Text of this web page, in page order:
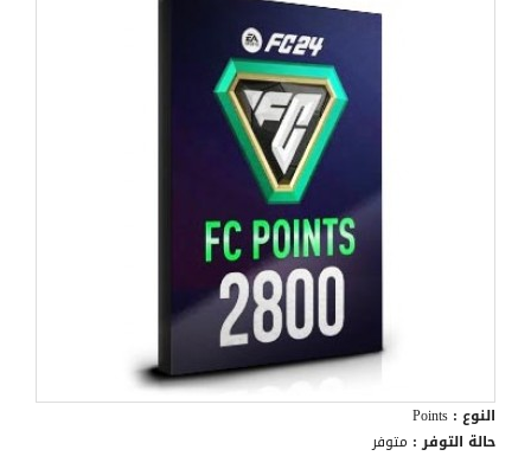
النوع :
حالة التوفر : متوفر